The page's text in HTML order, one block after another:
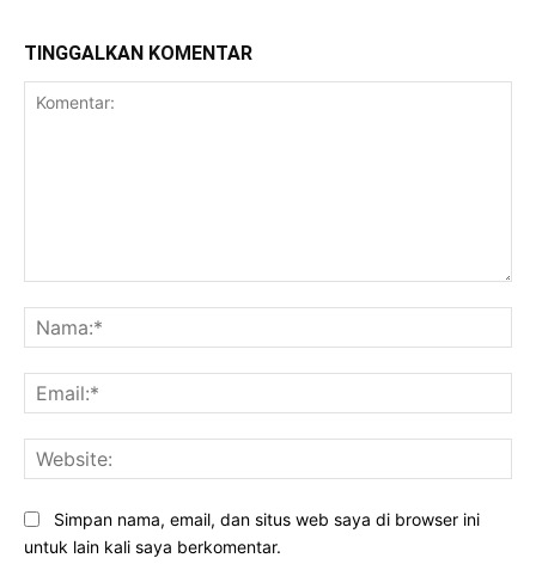
TINGGALKAN KOMENTAR
Simpan nama, email, dan situs web saya di browser ini
untuk lain kali saya berkomentar.